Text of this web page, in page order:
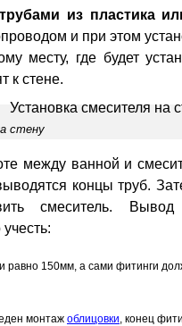
из пластика
и при этом
месту, где будет
к стене.
стену
между ванной и
концы труб.
смеситель.
равно 150мм, а сами фитинги
монтаж облицовки, конец